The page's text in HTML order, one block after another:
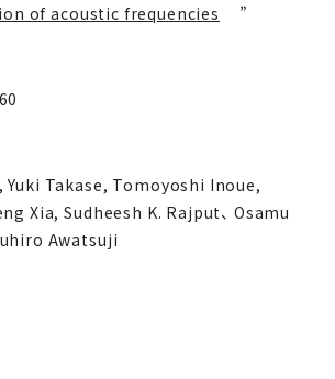
of acoustic frequencies
”
Takase, Tomoyoshi Inoue,
Xia, Sudheesh K. Rajput、 Osamu
Awatsuji